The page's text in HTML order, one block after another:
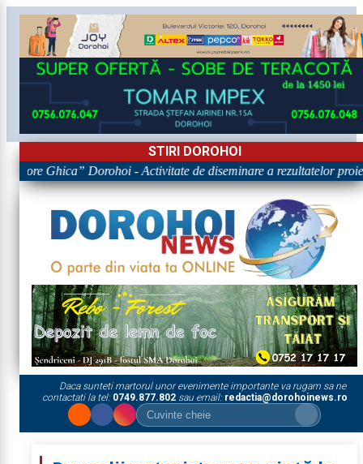
STIRI DOROHOI
Ghica” Dorohoi - Activitate de diseminare a rezultatelor
Daca sunteti martorul unor evenimente importante va rugam sa ne
contactati la tel: 0749.877.802sau email: redactia@dorohoinews.ro